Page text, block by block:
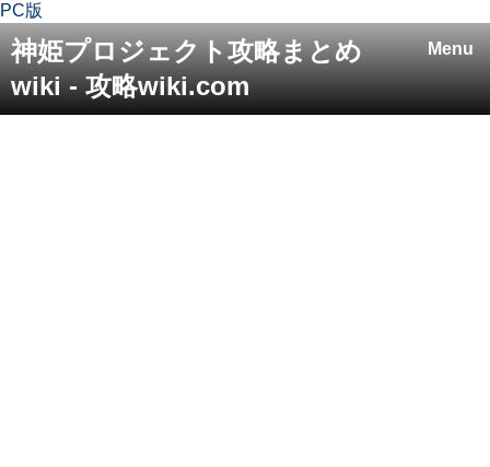
PC版
Menu
神姫プロジェクト攻略まとめ
wiki - 攻略wiki.com